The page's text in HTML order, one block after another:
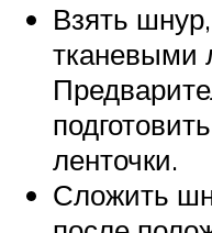
Взять
тканевыми
ленточки.
Сложить